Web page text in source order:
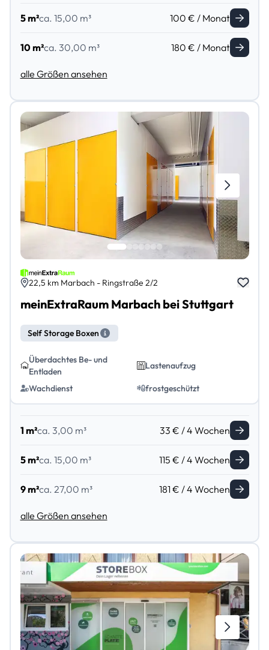
5 m²ca. 15,00 m³ 100 € / Monat
10 m²ca. 30,00 m³ 180 € / Monat
alle Größen ansehen
22,5 km Marbach - Ringstraße 2/2
meinExtraRaum Marbach bei Stuttgart
Self Storage Boxen
Überdachtes Be- und
Entladen
Lastenaufzug
Wachdienst frostgeschützt
1 m²ca. 3,00 m³ 33 € / 4 Wochen
5 m²ca. 15,00 m³ 115 € / 4 Wochen
9 m²ca. 27,00 m³ 181 € / 4 Wochen
alle Größen ansehen